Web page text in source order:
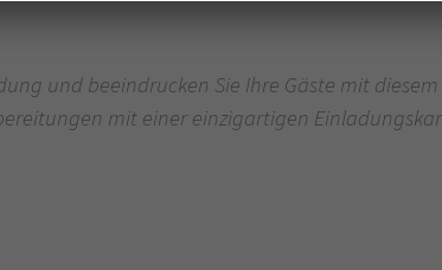
und beeindrucken Sie Ihre Gäste mit
mit einer einzigartigen